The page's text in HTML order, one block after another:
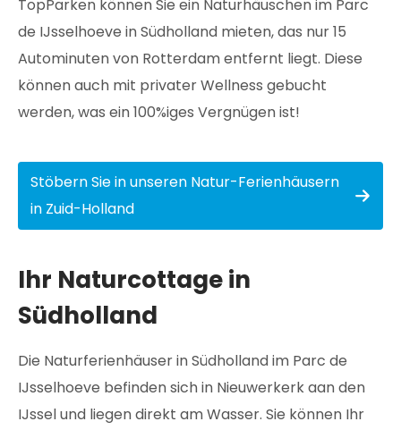
TopParken können Sie ein Naturhäuschen im Parc
de IJsselhoeve in Südholland mieten, das nur 15
Autominuten von Rotterdam entfernt liegt. Diese
können auch mit privater Wellness gebucht
werden, was ein 100%iges Vergnügen ist!
Stöbern Sie in unseren Natur-Ferienhäusern
in Zuid-Holland
Ihr Naturcottage in
Südholland
Die Naturferienhäuser in Südholland im Parc de
IJsselhoeve befinden sich in Nieuwerkerk aan den
IJssel und liegen direkt am Wasser. Sie können Ihr